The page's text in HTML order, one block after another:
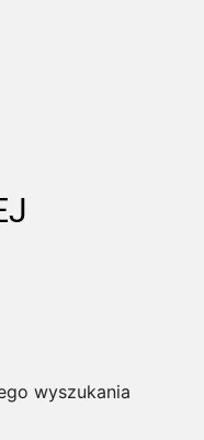
wyszukania